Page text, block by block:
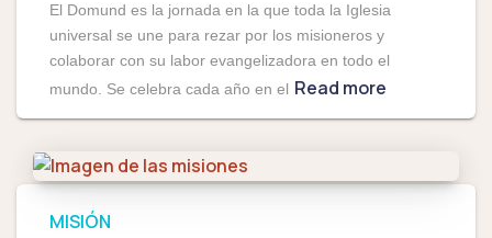
El Domund es la jornada en la que toda la Iglesia
universal se une para rezar por los misioneros y
colaborar con su labor evangelizadora en todo el
mundo. Se celebra cada año en el Read more
MISIÓN